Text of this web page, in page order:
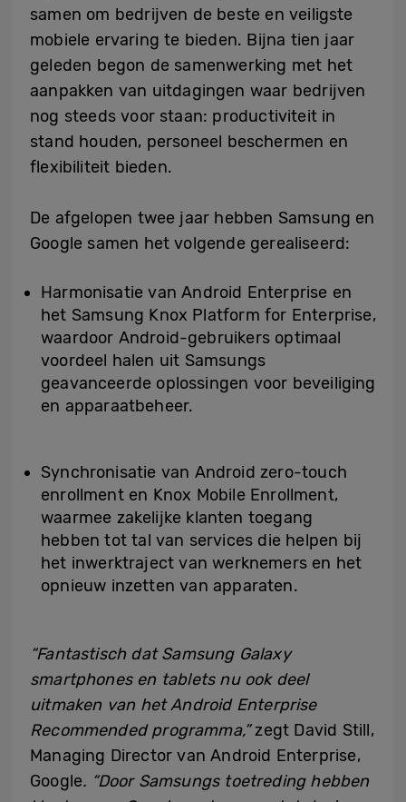
samen om bedrijven de beste en veiligste
mobiele ervaring te bieden. Bijna tien jaar
geleden begon de samenwerking met het
aanpakken van uitdagingen waar bedrijven
nog steeds voor staan: productiviteit in
stand houden, personeel beschermen en
flexibiliteit bieden.
De afgelopen twee jaar hebben Samsung en
Google samen het volgende gerealiseerd:
Harmonisatie van Android Enterprise en
het Samsung Knox Platform for Enterprise,
waardoor Android-gebruikers optimaal
voordeel halen uit Samsungs
geavanceerde oplossingen voor beveiliging
en apparaatbeheer.
Synchronisatie van Android zero-touch
enrollment en Knox Mobile Enrollment,
waarmee zakelijke klanten toegang
hebben tot tal van services die helpen bij
het inwerktraject van werknemers en het
opnieuw inzetten van apparaten.
“Fantastisch dat Samsung Galaxy
smartphones en tablets nu ook deel
uitmaken van het Android Enterprise
Recommended programma,”zegt David Still,
Managing Director van Android Enterprise,
Google. “Door Samsungs toetreding hebben